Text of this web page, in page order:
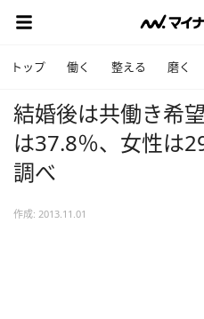
トップ 働く 整える 磨く
結婚後は共働き希
は37.8％、女性は
調べ
作成: 2013.11.01